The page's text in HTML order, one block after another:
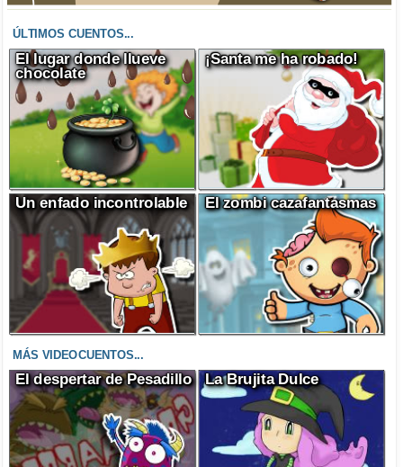
ÚLTIMOS CUENTOS...
El lugar donde llueve
chocolate
¡Santa me ha robado!
Un enfado incontrolable El zombi cazafantasmas
MÁS VIDEOCUENTOS...
El despertar de Pesadillo La Brujita Dulce